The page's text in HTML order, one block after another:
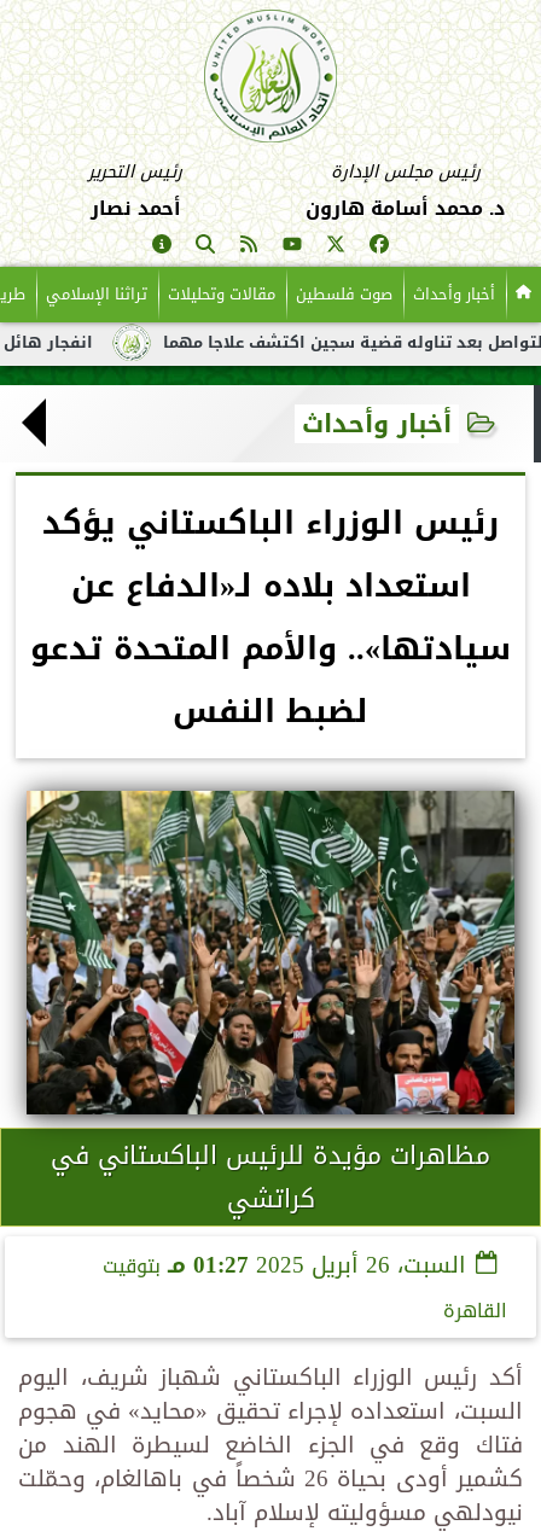
رئيس مجلس الإدارة
د. محمد أسامة هارون
رئيس التحرير
أحمد نصار
أخبار وأحداث صوت فلسطين مقالات وتحليلات تراثنا الإسلامي
انفجار هائل لناقلة تناوله قضية سجين اكتشف علاجا مهما
أخبار وأحداث
رئيس الوزراء الباكستاني يؤكد
استعداد بلاده لـ«الدفاع عن
سيادتها».. والأمم المتحدة تدعو
لضبط النفس
مظاهرات مؤيدة للرئيس الباكستاني في
كراتشي
السبت، 26 أبريل 2025 01:27 مـ
بتوقيت
القاهرة
أكد رئيس الوزراء الباكستاني شهباز شريف، اليوم
السبت، استعداده لإجراء تحقيق «محايد» في هجوم
فتاك وقع في الجزء الخاضع لسيطرة الهند من
كشمير أودى بحياة 26 شخصاً في باهالغام، وحمّلت
نيودلهي مسؤوليته لإسلام آباد.